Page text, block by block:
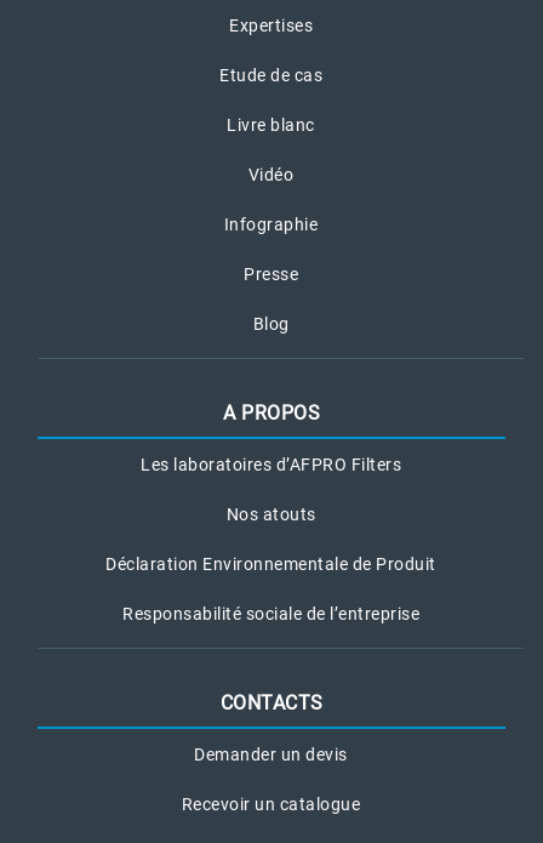
Expertises
Etude de cas
Livre blanc
Vidéo
Infographie
Presse
Blog
A PROPOS
Les laboratoires d’AFPRO Filters
Nos atouts
Déclaration Environnementale de Produit
Responsabilité sociale de l’entreprise
CONTACTS
Demander un devis
Recevoir un catalogue